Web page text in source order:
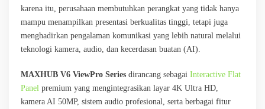
karena itu, perusahaan membutuhkan perangkat yang tidak hanya
mampu menampilkan presentasi berkualitas tinggi, tetapi juga
menghadirkan pengalaman komunikasi yang lebih natural melalui
teknologi kamera, audio, dan kecerdasan buatan (AI).
MAXHUB V6 ViewPro Series dirancang sebagai Interactive Flat
Panel premium yang mengintegrasikan layar 4K Ultra HD,
kamera AI 50MP, sistem audio profesional, serta berbagai fitur